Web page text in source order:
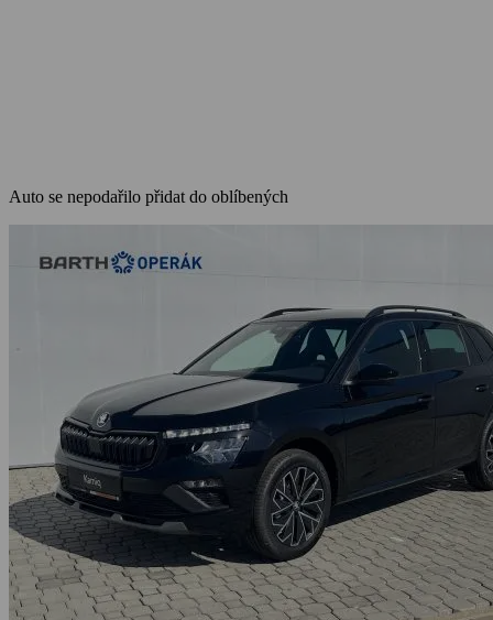
Auto se nepodařilo přidat do oblíbených